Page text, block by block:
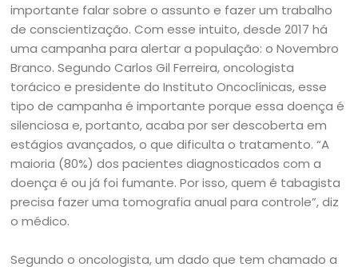
importante falar sobre o assunto e fazer um trabalho
de conscientização. Com esse intuito, desde 2017 há
uma campanha para alertar a população: o Novembro
Branco. Segundo Carlos Gil Ferreira, oncologista
torácico e presidente do Instituto Oncoclínicas, esse
tipo de campanha é importante porque essa doença é
silenciosa e, portanto, acaba por ser descoberta em
estágios avançados, o que dificulta o tratamento. “A
maioria (80%) dos pacientes diagnosticados com a
doença é ou já foi fumante. Por isso, quem é tabagista
precisa fazer uma tomografia anual para controle”, diz
o médico.
Segundo o oncologista, um dado que tem chamado a